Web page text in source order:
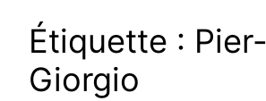
Étiquette : Pier-
Giorgio